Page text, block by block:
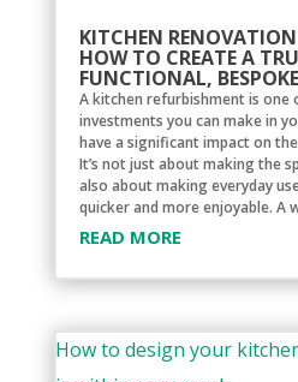
KITCHEN RENOVATION
HOW TO CREATE A
FUNCTIONAL,
A kitchen refurbishment is one
investments you can make in
have a significant impact on
It’s not just about making the
also about making everyday
quicker and more enjoyable. A
READ MORE